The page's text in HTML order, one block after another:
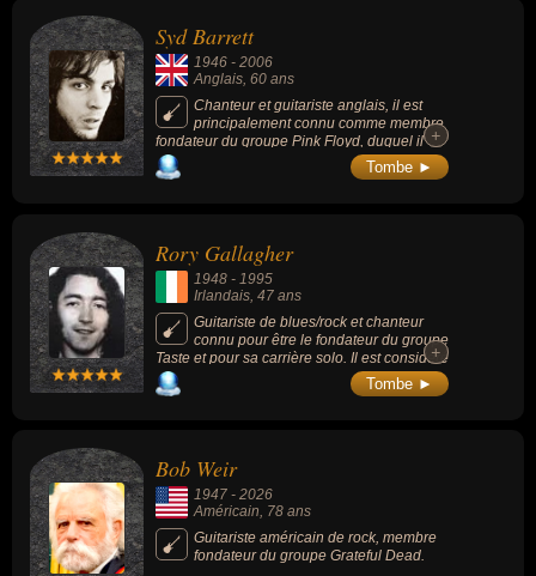
peinture, people, du rock, du blues, de la country, du rock
psychédélique, du jazz, du cinéma ou du rhythm and blues. Ces
célébrités peuvent également avoir été artiste, chanteur, chanteur
de rock, guitariste, musicien, peintre, guitariste de blues,
compositeur, compositeur de rock, descendant de célébrité,
chanteur de blues, chanteur de jazz, compositeur de jazz, guitariste
de jazz, acteur, compositeur de blues ou bassiste. En ce qui
avoir été anglais, irlandais, américain ou canadien par exemple.
Syd Barrett
1946 - 2006
Anglais, 60 ans
Chanteur et guitariste anglais, il est
principalement connu comme membre
fondateur du groupe Pink Floyd, duquel il
sera mis à l'écart par les autres membres du
groupe à cause de son instabilité et
+
+
Tombe ►
Rory Gallagher
1948 - 1995
Irlandais , 47 ans
Guitariste de blues/rock et chanteur
connu pour être le fondateur du groupe
Taste et pour sa carrière solo. Il est considéré
comme l'un des musiciens les plus influents
de l'histoire et l'un des meilleurs guitaristes
+
+
Tombe ►
Bob Weir
1947 - 2026
Américain, 78 ans
Guitariste américain de rock, membre
fondateur du groupe Grateful Dead.